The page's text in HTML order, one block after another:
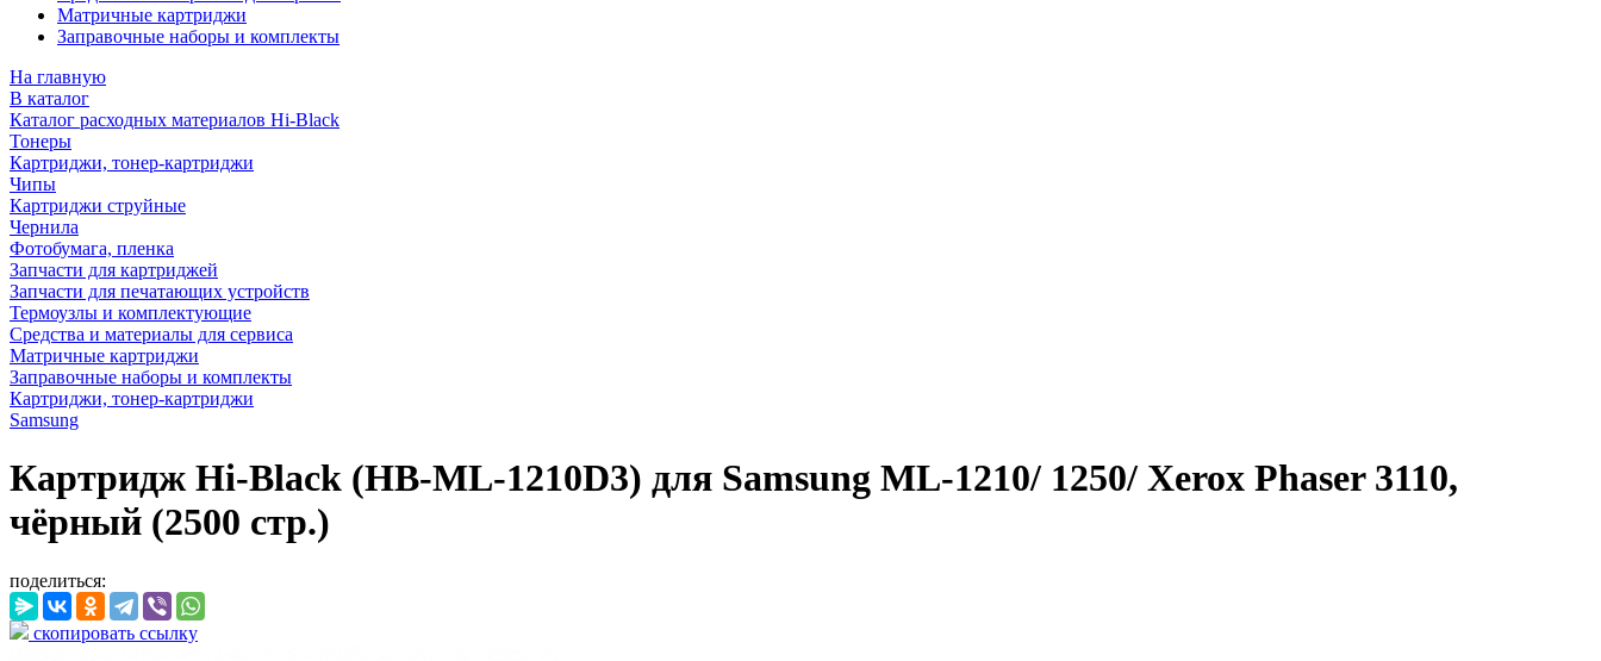
Матричные картриджи
Заправочные наборы и комплекты
На главную
В каталог
Каталог расходных материалов Hi-Black
Тонеры
Картриджи, тонер-картриджи
Чипы
Картриджи струйные
Чернила
Фотобумага, пленка
Запчасти для картриджей
Запчасти для печатающих устройств
Термоузлы и комплектующие
Средства и материалы для сервиса
Матричные картриджи
Заправочные наборы и комплекты
Картриджи, тонер-картриджи
Samsung
Картридж Hi-Black (HB-ML-1210D3) для Samsung ML-1210/ 1250/ Xerox Phaser 3110,
чёрный (2500 стр.)
поделиться:
скопировать ссылку